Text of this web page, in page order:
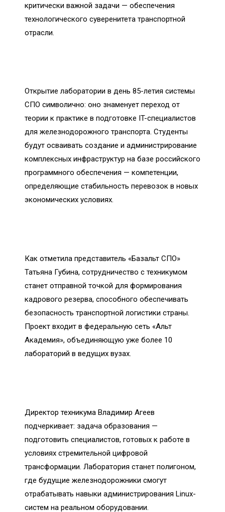
критически важной задачи — обеспечения
технологического суверенитета транспортной
отрасли.
Открытие лаборатории в день 85-летия системы
СПО символично: оно знаменует переход от
теории к практике в подготовке IT-специалистов
для железнодорожного транспорта. Студенты
будут осваивать создание и администрирование
комплексных инфраструктур на базе российского
программного обеспечения — компетенции,
определяющие стабильность перевозок в новых
экономических условиях.
Как отметила представитель «Базальт СПО»
Татьяна Губина, сотрудничество с техникумом
станет отправной точкой для формирования
кадрового резерва, способного обеспечивать
безопасность транспортной логистики страны.
Проект входит в федеральную сеть «Альт
Академия», объединяющую уже более 10
лабораторий в ведущих вузах.
Директор техникума Владимир Агеев
подчеркивает: задача образования —
подготовить специалистов, готовых к работе в
условиях стремительной цифровой
трансформации. Лаборатория станет полигоном,
где будущие железнодорожники смогут
отрабатывать навыки администрирования Linux-
систем на реальном оборудовании.